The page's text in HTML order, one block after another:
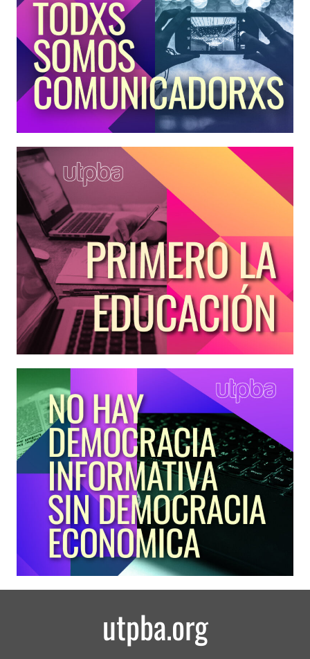
utpba.org